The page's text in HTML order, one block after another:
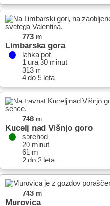
773 m
Limbarska gora
lahka pot
1 ura 30 minut
313 m
4 do 5 leta
748 m
Kucelj nad Višnjo goro
sprehod
20 minut
61 m
2 do 3 leta
743 m
Murovica